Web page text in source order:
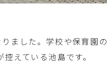
ました。学校や保育園
えている池島です。